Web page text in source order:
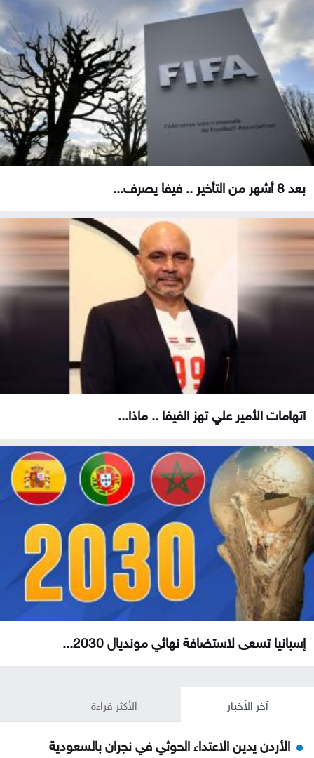
بعد 8 أشهر من التأخير .. فيفا يصرف...
اتهامات الأمير علي تهز الفيفا .. ماذا...
إسبانيا تسعى لاستضافة نهائي مونديال 2030...
آخر الأخبار الأكثر قراءة
الأردن يدين الاعتداء الحوثي في نجران بالسعودية